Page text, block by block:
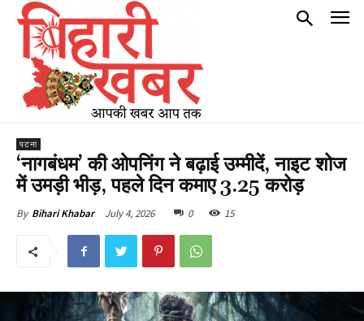
पटना
‘नागबंधम’ की ओपनिंग ने बढ़ाई उम्मीदें, नाइट शोज
में उमड़ी भीड़, पहले दिन कमाए 3.25 करोड़
By Bihari Khabar July 4, 2026 0 15